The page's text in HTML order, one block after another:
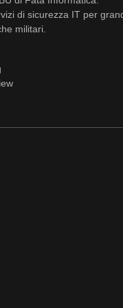
di sicurezza IT per
militari.